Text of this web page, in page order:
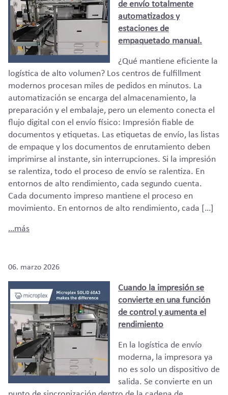
de envío totalmente
automatizados y
estaciones de
empaquetado manual.
¿Qué mantiene eficiente la
logística de alto volumen? Los centros de fulfillment
modernos procesan miles de pedidos en minutos. La
automatización se encarga del almacenamiento, la
preparación y el embalaje, pero un elemento conecta el
flujo digital con el envío físico: Impresión fiable de
documentos y etiquetas. Las etiquetas de envío, las listas
de empaque y los documentos de enrutamiento deben
imprimirse al instante, sin interrupciones. Si la impresión
se ralentiza, todo el proceso de envío se ralentiza. En
entornos de alto rendimiento, cada segundo cuenta.
Cada documento impreso mantiene el proceso en
movimiento. En entornos de alto rendimiento, cada […]
…más
06. marzo 2026
Cuando la impresión se
convierte en una función
de control y aumenta el
rendimiento
En la logística de envío
moderna, la impresora ya
no es solo un dispositivo de
salida. Se convierte en un